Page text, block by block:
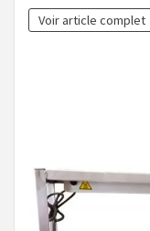
Voir article complet